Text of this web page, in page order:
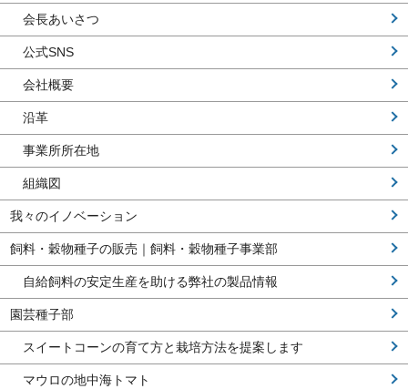
会長あいさつ
公式SNS
会社概要
沿革
事業所所在地
組織図
我々のイノベーション
飼料・穀物種子の販売｜飼料・穀物種子事業部
自給飼料の安定生産を助ける弊社の製品情報
園芸種子部
スイートコーンの育て方と栽培方法を提案します
マウロの地中海トマト